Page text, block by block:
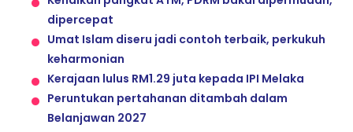
dipercepat
Umat Islam diseru jadi contoh terbaik, perkukuh
keharmonian
Kerajaan lulus RM1.29 juta kepada IPI Melaka
Peruntukan pertahanan ditambah dalam
Belanjawan 2027